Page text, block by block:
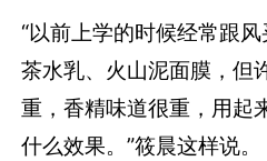
“以前上学的时候经常跟
茶水乳、火山泥面膜，但
重，香精味道很重，用起
什么效果。”筱晨这样说。